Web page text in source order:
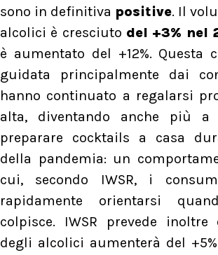
sono in definitiva positive. Il
alcolici è cresciuto del +3% nel
è aumentato del +12%. Questa
guidata principalmente dai
hanno continuato a regalarsi
alta, diventando anche più
preparare cocktails a casa
della pandemia: un
cui, secondo IWSR, i
rapidamente orientarsi
colpisce. IWSR prevede
degli alcolici aumenterà del